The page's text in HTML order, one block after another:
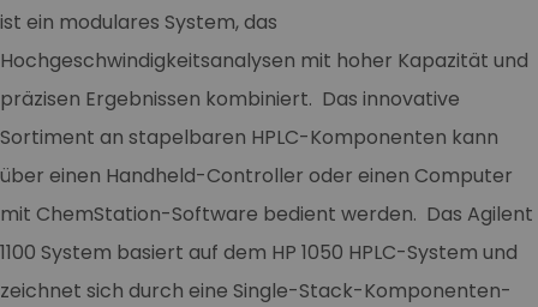
ist ein modulares System, das
Hochgeschwindigkeitsanalysen mit hoher Kapazität und
präzisen Ergebnissen kombiniert. Das innovative
Sortiment an stapelbaren HPLC-Komponenten kann
über einen Handheld-Controller oder einen Computer
mit ChemStation-Software bedient werden. Das Agilent
1100 System basiert auf dem HP 1050 HPLC-System und
zeichnet sich durch eine Single-Stack-Komponenten-